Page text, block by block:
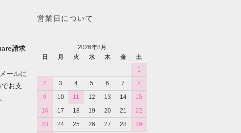
請求
ールに
お支
営業日について
2026年8月
日
月 火 水 木 金
土
1
2
3 4 5 6 7
8
9
10 11 12 13 14
15
16
17 18 19 20 21
22
23
24 25 26 27 28
29